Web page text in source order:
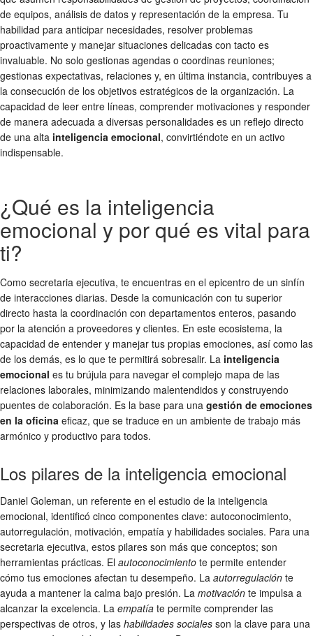
de equipos, análisis de datos y representación de la empresa. Tu
habilidad para anticipar necesidades, resolver problemas
proactivamente y manejar situaciones delicadas con tacto es
invaluable. No solo gestionas agendas o coordinas reuniones;
gestionas expectativas, relaciones y, en última instancia, contribuyes a
la consecución de los objetivos estratégicos de la organización. La
capacidad de leer entre líneas, comprender motivaciones y responder
de manera adecuada a diversas personalidades es un reflejo directo
de una alta inteligencia emocional, convirtiéndote en un activo
indispensable.
¿Qué es la inteligencia
emocional y por qué es vital para
ti?
Como secretaria ejecutiva, te encuentras en el epicentro de un sinfín
de interacciones diarias. Desde la comunicación con tu superior
directo hasta la coordinación con departamentos enteros, pasando
por la atención a proveedores y clientes. En este ecosistema, la
capacidad de entender y manejar tus propias emociones, así como las
de los demás, es lo que te permitirá sobresalir. La inteligencia
emocional es tu brújula para navegar el complejo mapa de las
relaciones laborales, minimizando malentendidos y construyendo
puentes de colaboración. Es la base para una gestión de emociones
en la oficina eficaz, que se traduce en un ambiente de trabajo más
armónico y productivo para todos.
Los pilares de la inteligencia emocional
Daniel Goleman, un referente en el estudio de la inteligencia
emocional, identificó cinco componentes clave: autoconocimiento,
autorregulación, motivación, empatía y habilidades sociales. Para una
secretaria ejecutiva, estos pilares son más que conceptos; son
herramientas prácticas. El autoconocimiento te permite entender
cómo tus emociones afectan tu desempeño. La autorregulación te
ayuda a mantener la calma bajo presión. La motivación te impulsa a
alcanzar la excelencia. La empatía te permite comprender las
perspectivas de otros, y las habilidades sociales son la clave para una